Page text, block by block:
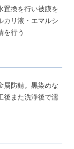
置換を行い被膜を
カリ液・エマルシ
を行う
属防錆。黒染めな
後また洗浄後で濡